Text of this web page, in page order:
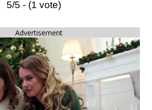
5/5 - (1 vote)
Advertisement